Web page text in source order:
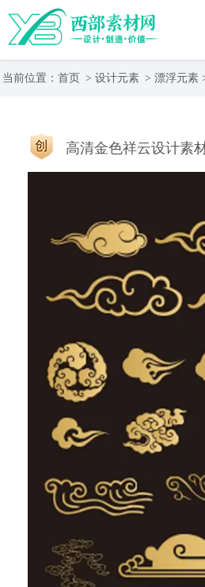
当前位置： 首页 > 设计元素 > 漂浮元素
高清金色祥云设计素